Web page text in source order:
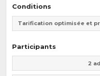
Conditions
Tarification optimisée et
Participants
2